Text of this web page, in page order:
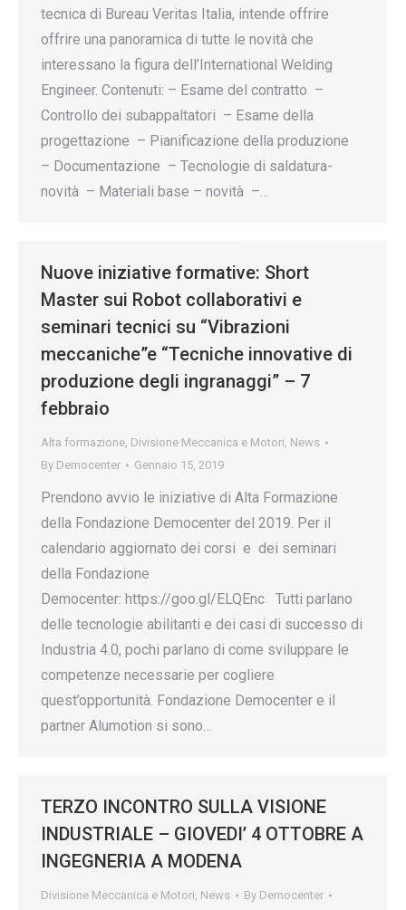
tecnica di Bureau Veritas Italia, intende offrire
offrire una panoramica di tutte le novità che
interessano la figura dell’International Welding
Engineer. Contenuti: – Esame del contratto –
Controllo dei subappaltatori – Esame della
progettazione – Pianificazione della produzione
– Documentazione – Tecnologie di saldatura-
novità – Materiali base – novità –…
Nuove iniziative formative: Short
Master sui Robot collaborativi e
seminari tecnici su “Vibrazioni
meccaniche”e “Tecniche innovative di
produzione degli ingranaggi” – 7
febbraio
Alta formazione, Divisione Meccanica e Motori, News
By Democenter Gennaio 15, 2019
Prendono avvio le iniziative di Alta Formazione
della Fondazione Democenter del 2019. Per il
calendario aggiornato dei corsi e dei seminari
della Fondazione
Democenter: https://goo.gl/ELQEnc Tutti parlano
delle tecnologie abilitanti e dei casi di successo di
Industria 4.0, pochi parlano di come sviluppare le
competenze necessarie per cogliere
quest’opportunità. Fondazione Democenter e il
partner Alumotion si sono…
TERZO INCONTRO SULLA VISIONE
INDUSTRIALE – GIOVEDI’ 4 OTTOBRE A
INGEGNERIA A MODENA
Divisione Meccanica e Motori, News By Democenter